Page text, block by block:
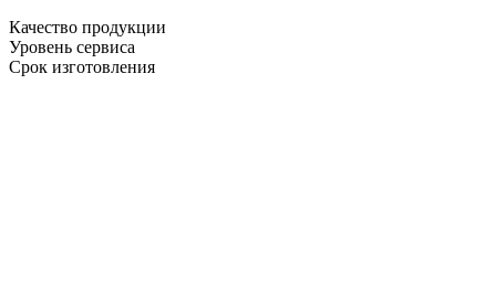
Качество продукции
Уровень сервиса
Срок изготовления